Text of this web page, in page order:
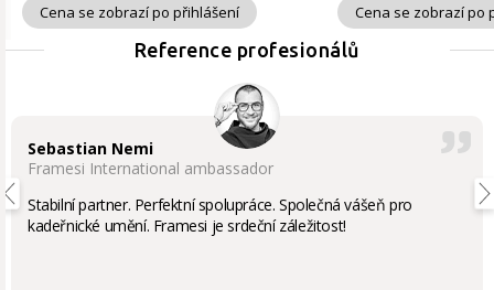
Cena se zobrazí po přihlášení Cena se zobrazí po
Reference profesionálů
Sebastian Nemi
Framesi International ambassador
Stabilní partner. Perfektní spolupráce. Společná vášeň pro
kadeřnické umění. Framesi je srdeční záležitost!